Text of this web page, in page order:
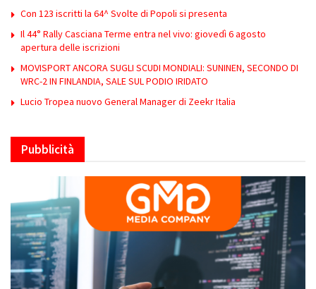
Con 123 iscritti la 64^ Svolte di Popoli si presenta
Il 44° Rally Casciana Terme entra nel vivo: giovedì 6 agosto
apertura delle iscrizioni
MOVISPORT ANCORA SUGLI SCUDI MONDIALI: SUNINEN, SECONDO DI
WRC-2 IN FINLANDIA, SALE SUL PODIO IRIDATO
Lucio Tropea nuovo General Manager di Zeekr Italia
Pubblicità